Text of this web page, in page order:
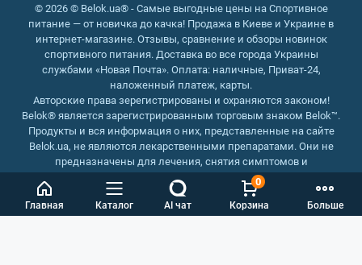
Главная Каталог AI чат Корзина
0
Больше
© 2026 © Belok.ua® - Самые выгодные цены на Спортивное
питание — от новичка до качка! Продажа в Киеве и Украине в
интернет-магазине. Отзывы, сравнение и обзоры новинок
спортивного питания. Доставка во все города Украины
службами «Новая Почта». Оплата: наличные, Приват-24,
наложенный платеж, карты.
Авторские права зерегистрированы и охраняются законом!
Belok® является зарегистрированным торговым знаком Belok™.
Продукты и вся информация о них, представленные на сайте
Belok.ua, не являются лекарственными препаратами. Они не
предназначены для лечения, снятия симптомов и
предотвращения болезней.
Интернет магазин Belok.ua
››Интернет магазин спортивного
питания